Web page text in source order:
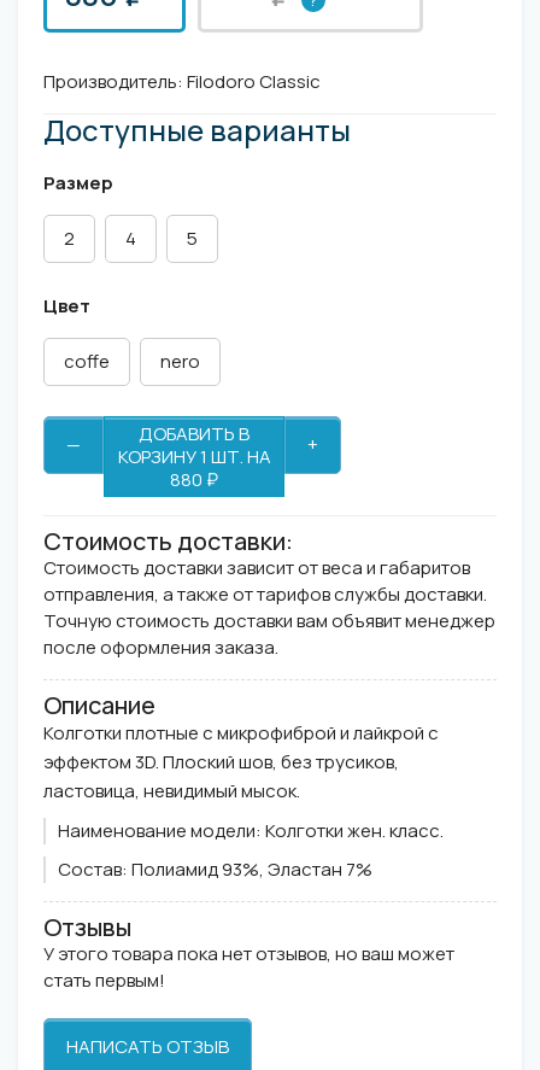
Производитель: Filodoro Classic
Доступные варианты
Размер
2 4 5
Цвет
coffe nero
—
ДОБАВИТЬ В
КОРЗИНУ 1 ШТ. НА
880 ₽
+
Стоимость доставки:
Стоимость доставки зависит от веса и габаритов
отправления, а также от тарифов службы доставки.
Точную стоимость доставки вам объявит менеджер
после оформления заказа.
Описание
Колготки плотные с микрофиброй и лайкрой с
эффектом 3D. Плоский шов, без трусиков,
ластовица, невидимый мысок.
Наименование модели: Колготки жен. класс.
Состав: Полиамид 93%, Эластан 7%
Отзывы
У этого товара пока нет отзывов, но ваш может
стать первым!
НАПИСАТЬ ОТЗЫВ